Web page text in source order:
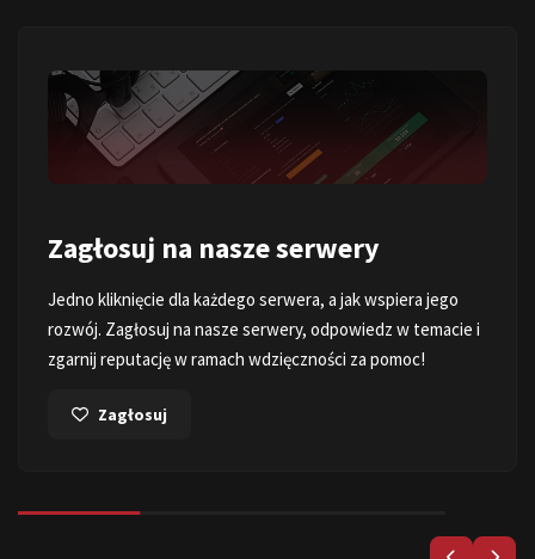
Zagłosuj na nasze serwery
Jedno kliknięcie dla każdego serwera, a jak wspiera jego
rozwój. Zagłosuj na nasze serwery, odpowiedz w temacie i
zgarnij reputację w ramach wdzięczności za pomoc!
Zagłosuj